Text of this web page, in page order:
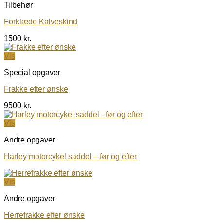
Tilbehør
Forklæde Kalveskind
1500 kr.
Vis
Special opgaver
Frakke efter ønske
9500 kr.
Vis
Andre opgaver
Harley motorcykel saddel – før og efter
Vis
Andre opgaver
Herrefrakke efter ønske